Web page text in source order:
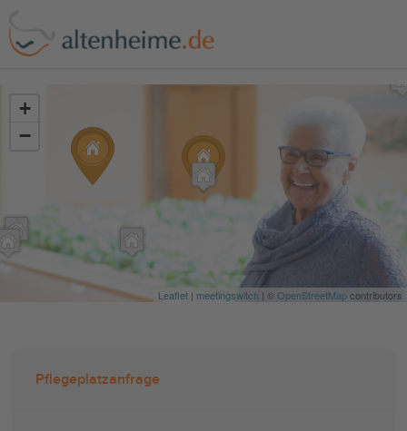
+
−
Leaflet | meetingswitch | ©OpenStreetMapcontributors
Pflegeplatzanfrage